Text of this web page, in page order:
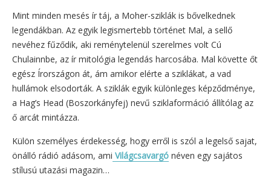
Mint minden mesés ír táj, a Moher-sziklák is bővelkednek
legendákban. Az egyik legismertebb történet Mal, a sellő
nevéhez fűződik, aki reménytelenül szerelmes volt Cú
Chulainnbe, az ír mitológia legendás harcosába. Mal követte őt
egész Írországon át, ám amikor elérte a sziklákat, a vad
hullámok elsodorták. A sziklák egyik különleges képződménye,
a Hag’s Head (Boszorkányfej) nevű sziklaformáció állítólag az
ő arcát mintázza.
Külön személyes érdekesség, hogy erről is szól a legelső sajat,
önálló rádió adásom, ami Világcsavargó néven egy sajátos
stílusú utazási magazin…